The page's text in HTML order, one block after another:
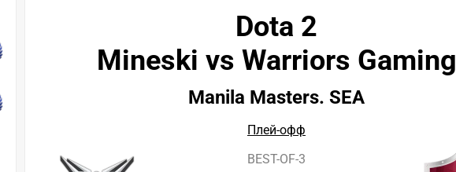
Dota 2
Mineski vs Warriors Gaming
Manila Masters. SEA
Плей-офф
BEST-OF-3